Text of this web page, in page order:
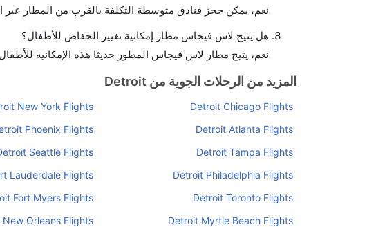
نعم، يمكن حجز فنادق متوسطة التكلفة بالقرب من المطار عبر
هل يتيح لاس فيجاس مطار إمكانية تغيير الحفاض للأطفال؟
نعم، يتيح مطار لاس فيجاس المطور حديثا هذه الإمكانية
المزيد من الرحلات الجوية من Detroit
Detroit Chicago Flights
New York Flights
Detroit Atlanta Flights
Phoenix Flights
Detroit Tampa Flights
Seattle Flights
Detroit Philadelphia Flights
Lauderdale Flights
Detroit Toronto Flights
Fort Myers Flights
Detroit Myrtle Beach Flights
New Orleans Flights